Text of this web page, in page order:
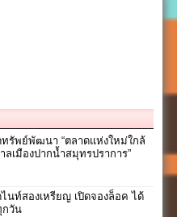
ทรัพย์พัฒนา “ตลาดแห่งใหม่ใกล้
ลเมืองปากน้ำสมุทรปราการ”
นท์สองเหรียญ เปิดจองล็อค ได้
กวัน